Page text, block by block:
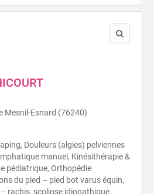
Mesnil-Esnard (76240)
Douleurs (algies) pelviennes
manuel, Kinésithérapie &
pédiatrique, Orthopédie
du pied – pied bot varus équin,
rachis, scoliose idiopathique,